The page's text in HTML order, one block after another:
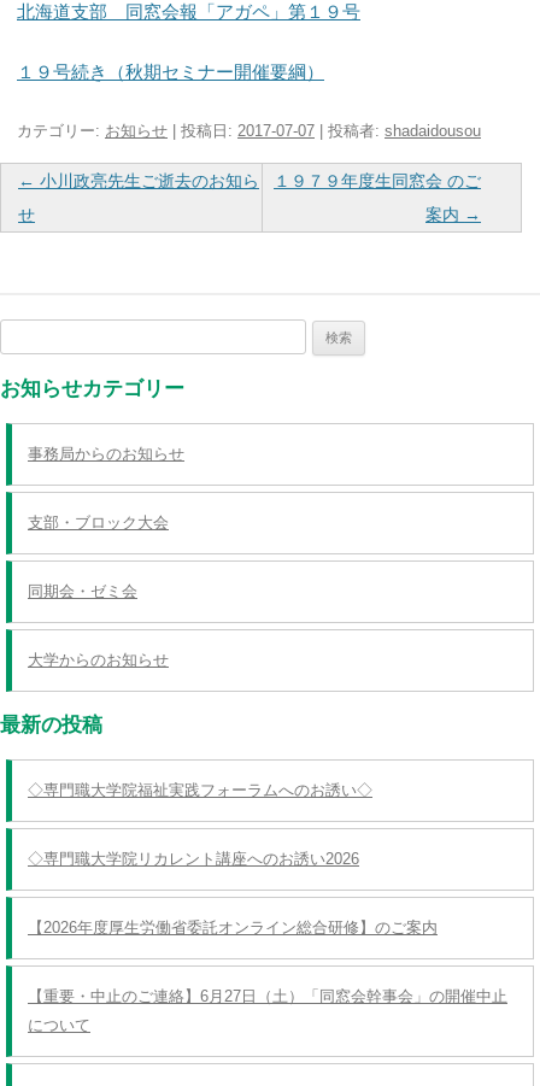
北海道支部 同窓会報「アガペ」第１９号
１９号続き（秋期セミナー開催要綱）
カテゴリー: お知らせ | 投稿日: 2017-07-07 投稿者: shadaidousou
投
稿
ゲ
ー
シ
ン
← 小川政亮先生ご逝去のお知ら
せ
１９７９年度生同窓会 のご
案内 →
お知らせカテゴリー
事務局からのお知らせ
支部・ブロック大会
同期会・ゼミ会
大学からのお知らせ
最新の投稿
◇専門職大学院福祉実践フォーラムへのお誘い◇
◇専門職大学院リカレント講座へのお誘い2026
【2026年度厚生労働省委託オンライン総合研修】のご案内
【重要・中止のご連絡】6月27日（土）「同窓会幹事会」の開催中止
について